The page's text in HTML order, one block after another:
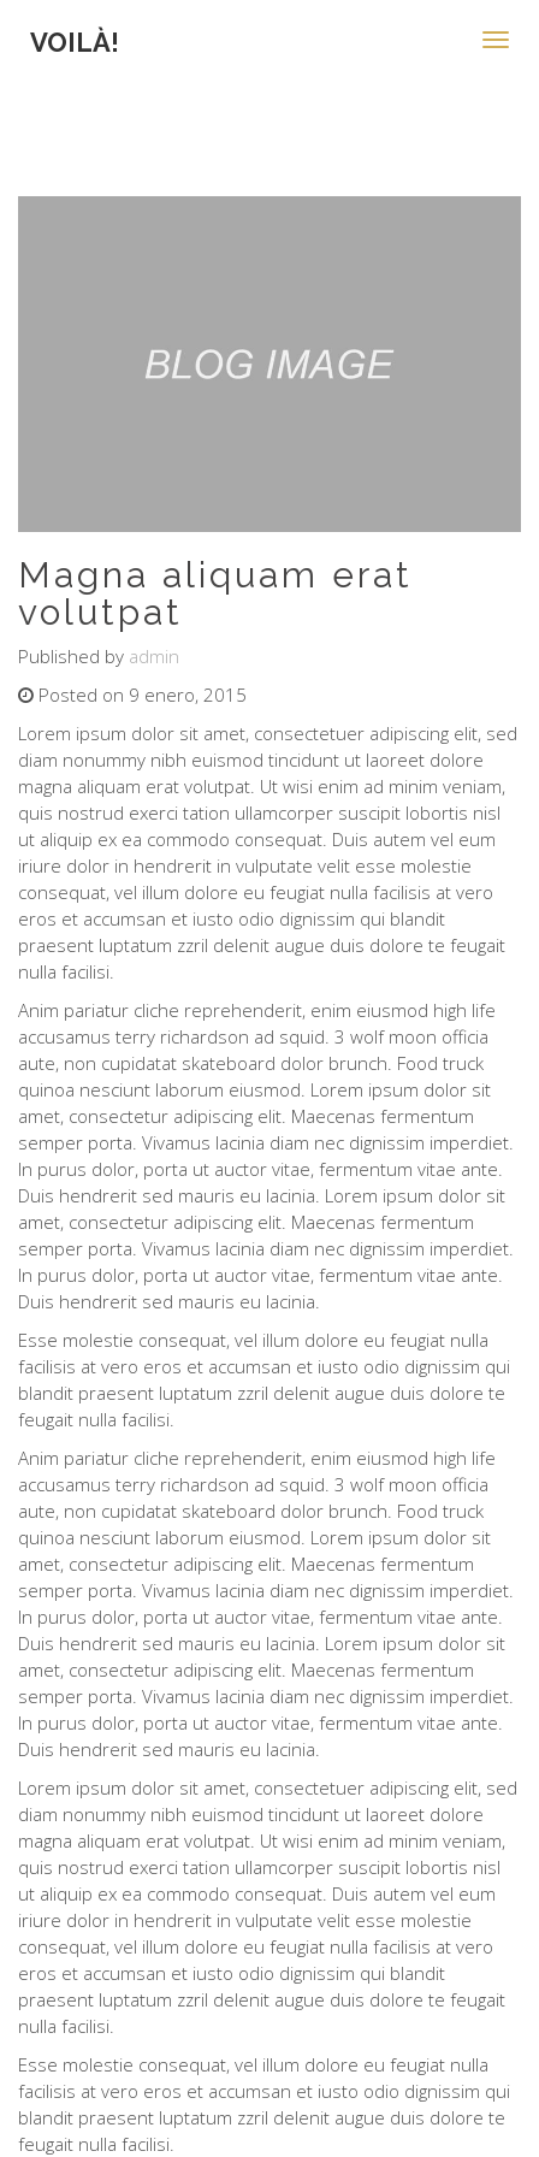
VOILÀ!
Magna aliquam erat
volutpat
Published by admin
Posted on 9 enero, 2015
Lorem ipsum dolor sit amet, consectetuer adipiscing elit, sed
diam nonummy nibh euismod tincidunt ut laoreet dolore
magna aliquam erat volutpat. Ut wisi enim ad minim veniam,
quis nostrud exerci tation ullamcorper suscipit lobortis nisl
ut aliquip ex ea commodo consequat. Duis autem vel eum
iriure dolor in hendrerit in vulputate velit esse molestie
consequat, vel illum dolore eu feugiat nulla facilisis at vero
eros et accumsan et iusto odio dignissim qui blandit
praesent luptatum zzril delenit augue duis dolore te feugait
nulla facilisi.
Anim pariatur cliche reprehenderit, enim eiusmod high life
accusamus terry richardson ad squid. 3 wolf moon officia
aute, non cupidatat skateboard dolor brunch. Food truck
quinoa nesciunt laborum eiusmod. Lorem ipsum dolor sit
amet, consectetur adipiscing elit. Maecenas fermentum
semper porta. Vivamus lacinia diam nec dignissim imperdiet.
In purus dolor, porta ut auctor vitae, fermentum vitae ante.
Duis hendrerit sed mauris eu lacinia. Lorem ipsum dolor sit
amet, consectetur adipiscing elit. Maecenas fermentum
semper porta. Vivamus lacinia diam nec dignissim imperdiet.
In purus dolor, porta ut auctor vitae, fermentum vitae ante.
Duis hendrerit sed mauris eu lacinia.
Esse molestie consequat, vel illum dolore eu feugiat nulla
facilisis at vero eros et accumsan et iusto odio dignissim qui
blandit praesent luptatum zzril delenit augue duis dolore te
feugait nulla facilisi.
Anim pariatur cliche reprehenderit, enim eiusmod high life
accusamus terry richardson ad squid. 3 wolf moon officia
aute, non cupidatat skateboard dolor brunch. Food truck
quinoa nesciunt laborum eiusmod. Lorem ipsum dolor sit
amet, consectetur adipiscing elit. Maecenas fermentum
semper porta. Vivamus lacinia diam nec dignissim imperdiet.
In purus dolor, porta ut auctor vitae, fermentum vitae ante.
Duis hendrerit sed mauris eu lacinia. Lorem ipsum dolor sit
amet, consectetur adipiscing elit. Maecenas fermentum
semper porta. Vivamus lacinia diam nec dignissim imperdiet.
In purus dolor, porta ut auctor vitae, fermentum vitae ante.
Duis hendrerit sed mauris eu lacinia.
Lorem ipsum dolor sit amet, consectetuer adipiscing elit, sed
diam nonummy nibh euismod tincidunt ut laoreet dolore
magna aliquam erat volutpat. Ut wisi enim ad minim veniam,
quis nostrud exerci tation ullamcorper suscipit lobortis nisl
ut aliquip ex ea commodo consequat. Duis autem vel eum
iriure dolor in hendrerit in vulputate velit esse molestie
consequat, vel illum dolore eu feugiat nulla facilisis at vero
eros et accumsan et iusto odio dignissim qui blandit
praesent luptatum zzril delenit augue duis dolore te feugait
nulla facilisi.
Esse molestie consequat, vel illum dolore eu feugiat nulla
facilisis at vero eros et accumsan et iusto odio dignissim qui
blandit praesent luptatum zzril delenit augue duis dolore te
feugait nulla facilisi.